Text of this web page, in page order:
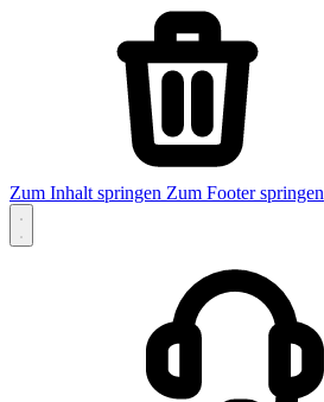
Zum Inhalt springen Zum Footer springen